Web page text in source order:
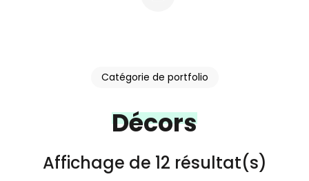
Catégorie de portfolio
Décors
Affichage de 12 résultat(s)